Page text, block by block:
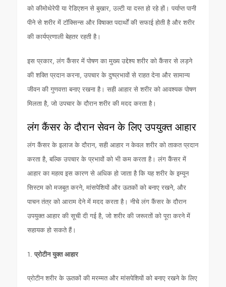
को कीमोथेरेपी या रेडिएशन से बुखार, उल्टी या दस्त हो रहे हों। पर्याप्त पानी
पीने से शरीर में टॉक्सिन्स और विषाक्त पदार्थों की सफाई होती है और शरीर
की कार्यप्रणाली बेहतर रहती है।
इस प्रकार, लंग कैंसर में पोषण का मुख्य उद्देश्य शरीर को कैंसर से लड़ने
की शक्ति प्रदान करना, उपचार के दुष्प्रभावों से राहत देना और सामान्य
जीवन की गुणवत्ता बनाए रखना है। सही आहार से शरीर को आवश्यक पोषण
मिलता है, जो उपचार के दौरान शरीर की मदद करता है।
लंग कैंसर के दौरान सेवन के लिए उपयुक्त आहार
लंग कैंसर के इलाज के दौरान, सही आहार न केवल शरीर को ताकत प्रदान
करता है, बल्कि उपचार के प्रभावों को भी कम करता है। लंग कैंसर में
आहार का महत्व इस कारण से अधिक हो जाता है कि यह शरीर के इम्यून
सिस्टम को मजबूत करने, मांसपेशियों और ऊतकों को बनाए रखने, और
पाचन तंत्र को आराम देने में मदद करता है। नीचे लंग कैंसर के दौरान
उपयुक्त आहार की सूची दी गई है, जो शरीर की जरूरतों को पूरा करने में
सहायक हो सकते हैं।
1.प्रोटीन युक्त आहार
प्रोटीन शरीर के ऊतकों की मरम्मत और मांसपेशियों को बनाए रखने के लिए